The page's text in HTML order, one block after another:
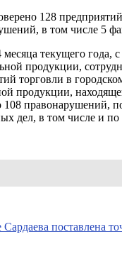
128
в том числе 5
месяца текущего года,
продукции,
торговли в
продукции,
правонарушений,
дел, в том числе и
Сардаева поставлена